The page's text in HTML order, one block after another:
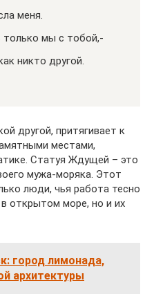
меня.
только мы с тобой,-
никто другой.
другой, притягивает к
местами,
Статуя Ждущей – это
мужа-моряка. Этот
люди, чья работа тесно
открытом море, но и их
город лимонада,
архитектуры